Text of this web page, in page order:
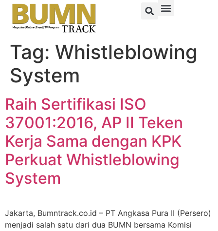
Tag: Whistleblowing
System
Raih Sertifikasi ISO
37001:2016, AP II Teken
Kerja Sama dengan KPK
Perkuat Whistleblowing
System
Jakarta, Bumntrack.co.id – PT Angkasa Pura II (Persero)
menjadi salah satu dari dua BUMN bersama Komisi